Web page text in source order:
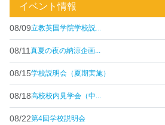
イベント情報
08/09立教英国学院学校説...
08/11 真夏の夜の納涼企画...
08/15学校説明会（夏期実施）
08/18高校校内見学会（中...
08/22第4回学校説明会